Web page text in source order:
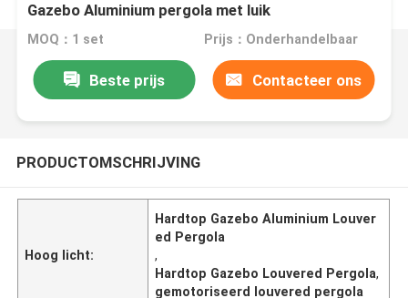
Gazebo Aluminium pergola met luik
MOQ：1 set Prijs：Onderhandelbaar
Beste prijs Contacteer ons
PRODUCTOMSCHRIJVING
Hoog licht:
Hardtop Gazebo Aluminium Louver
ed Pergola
,
Hardtop Gazebo Louvered Pergola,
gemotoriseerd louvered pergola